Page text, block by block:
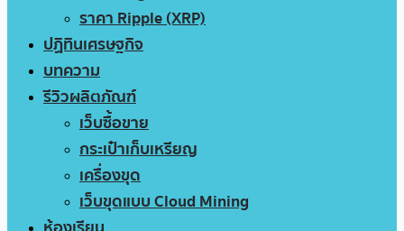
ราคา Ripple (XRP)
ปฏิทินเศรษฐกิจ
บทความ
รีวิวผลิตภัณฑ์
เว็บซื้อขาย
กระเป๋าเก็บเหรียญ
เครื่องขุด
เว็บขุดแบบ Cloud Mining